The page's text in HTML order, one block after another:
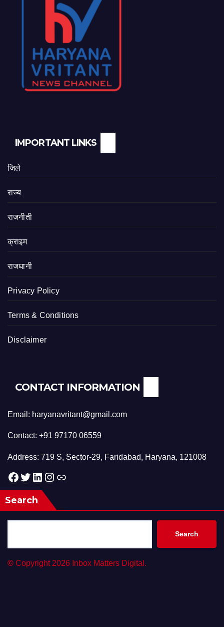
IMPORTANT LINKS
जिले
राज्य
राजनीती
क्राइम
राजधानी
Privacy Policy
Terms & Conditions
Disclaimer
CONTACT INFORMATION
Email: haryanavritant@gmail.com
Contact: +91 97170 06559
Address: 719 S, Sector-29, Faridabad, Haryana, 121008
Facebook Twitter LinkedIn Instagram Link
Search
Search
© Copyright 2026 Inbox Matters Digital.